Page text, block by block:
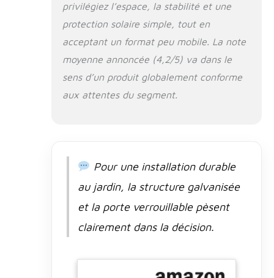
facteurs
météorologiques,
offrant ainsi à
votre chien une
protection
complète contre
Protection de
solidement, le
dispose d'un
double design de
empêcher les
privilégiez l’espace, la stabilité et une
protection solaire simple, tout en
acceptant un format peu mobile. La note
moyenne annoncée (4,2/5) va dans le
sens d’un produit globalement conforme
aux attentes du segment.
Pour une installation durable
au jardin, la structure galvanisée
et la porte verrouillable pèsent
clairement dans la décision.